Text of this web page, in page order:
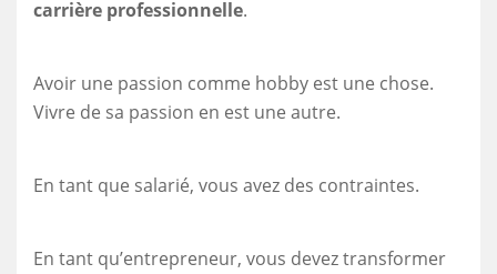
carrière professionnelle.
Avoir une passion comme hobby est une chose.
Vivre de sa passion en est une autre.
En tant que salarié, vous avez des contraintes.
En tant qu’entrepreneur, vous devez transformer